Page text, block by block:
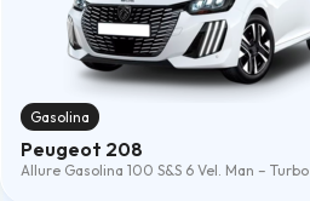
Gasolina
Peugeot 208
Allure Gasolina 100 S&S 6 Vel. Man – Turbo